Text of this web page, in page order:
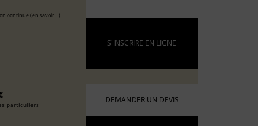
continue (en savoir +)
S'INSCRIRE EN LIGNE
particuliers DEMANDER UN DEVIS